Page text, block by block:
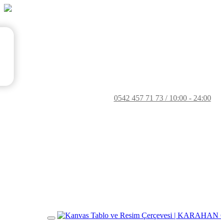
0542 457 71 73 / 10:00 - 24:00